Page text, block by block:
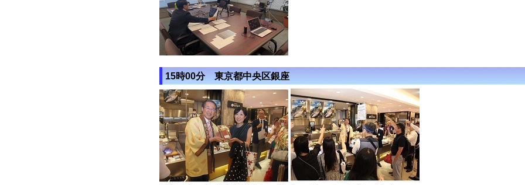
15時00分 東京都中央区銀座